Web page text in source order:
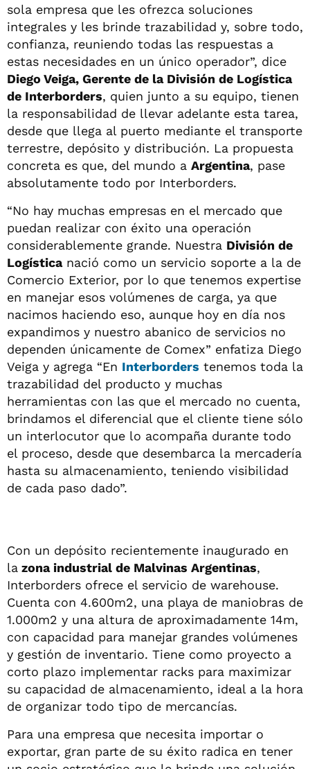
sola empresa que les ofrezca soluciones
integrales y les brinde trazabilidad y, sobre todo,
confianza, reuniendo todas las respuestas a
estas necesidades en un único operador”, dice
Diego Veiga, Gerente de la División de Logística
de Interborders, quien junto a su equipo, tienen
la responsabilidad de llevar adelante esta tarea,
desde que llega al puerto mediante el transporte
terrestre, depósito y distribución. La propuesta
concreta es que, del mundo a Argentina, pase
absolutamente todo por Interborders.
“No hay muchas empresas en el mercado que
puedan realizar con éxito una operación
considerablemente grande. Nuestra División de
Logísticanació como un servicio soporte a la de
Comercio Exterior, por lo que tenemos expertise
en manejar esos volúmenes de carga, ya que
nacimos haciendo eso, aunque hoy en día nos
expandimos y nuestro abanico de servicios no
dependen únicamente de Comex” enfatiza Diego
Veiga y agrega “En Interborders tenemos toda la
trazabilidad del producto y muchas
herramientas con las que el mercado no cuenta,
brindamos el diferencial que el cliente tiene sólo
un interlocutor que lo acompaña durante todo
el proceso, desde que desembarca la mercadería
hasta su almacenamiento, teniendo visibilidad
de cada paso dado”.
Con un depósito recientemente inaugurado en
la zona industrial de Malvinas Argentinas,
Interborders ofrece el servicio de warehouse.
Cuenta con 4.600m2, una playa de maniobras de
1.000m2 y una altura de aproximadamente 14m,
con capacidad para manejar grandes volúmenes
y gestión de inventario. Tiene como proyecto a
corto plazo implementar racks para maximizar
su capacidad de almacenamiento, ideal a la hora
de organizar todo tipo de mercancías.
Para una empresa que necesita importar o
exportar, gran parte de su éxito radica en tener